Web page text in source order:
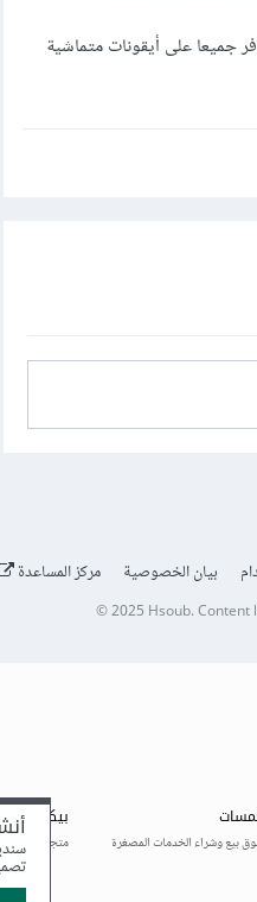
جميعا على أيقونات متماشية
بيان الخصوصية مركز المساعدة
© 2025 Hsoub.Content